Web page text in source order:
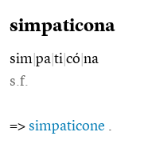
simpaticona
sim pa ti có na
s.f.
=> simpaticone